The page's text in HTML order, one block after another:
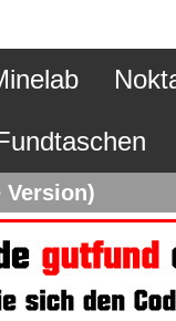
Version)